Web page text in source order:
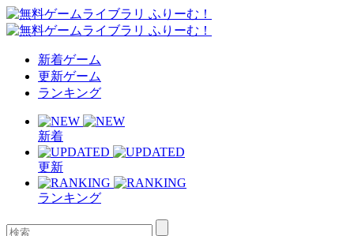
新着ゲーム
更新ゲーム
ランキング
新着
更新
ランキング